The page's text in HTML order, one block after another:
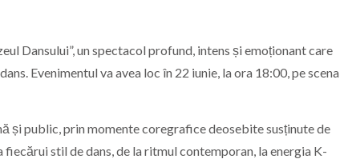
Dansului”, un spectacol profund, intens și emoționant care
Evenimentul va avea loc în 22 iunie, la ora 18:00, pe scena
și public, prin momente coregrafice deosebite susținute de
stil de dans, de la ritmul contemporan, la energia K-